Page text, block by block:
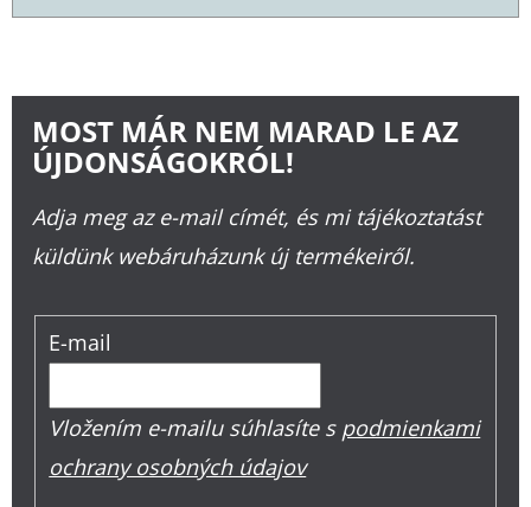
MOST MÁR NEM MARAD LE AZ
ÚJDONSÁGOKRÓL!
Adja meg az e-mail címét, és mi tájékoztatást
küldünk webáruházunk új termékeiről.
E-mail
Vložením e-mailu súhlasíte s podmienkami
ochrany osobných údajov